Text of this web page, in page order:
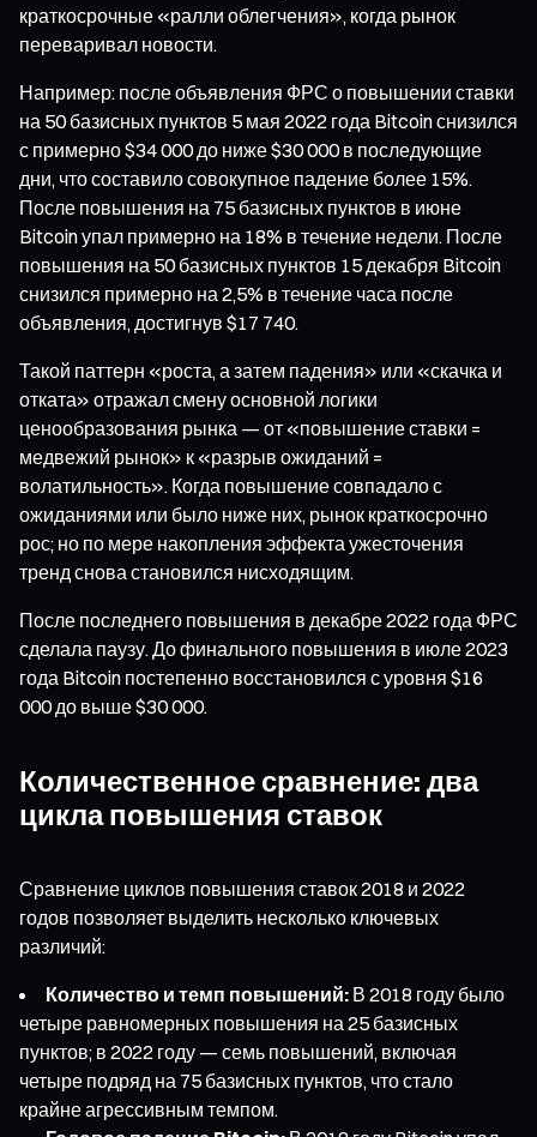
краткосрочные «ралли облегчения», когда рынок
переваривал новости.
Например: после объявления ФРС о повышении ставки
на 50 базисных пунктов 5 мая 2022 года Bitcoin снизился
с примерно $34 000 до ниже $30 000 в последующие
дни, что составило совокупное падение более 15%.
После повышения на 75 базисных пунктов в июне
Bitcoin упал примерно на 18% в течение недели. После
повышения на 50 базисных пунктов 15 декабря Bitcoin
снизился примерно на 2,5% в течение часа после
объявления, достигнув $17 740.
Такой паттерн «роста, а затем падения» или «скачка и
отката» отражал смену основной логики
ценообразования рынка — от «повышение ставки =
медвежий рынок» к «разрыв ожиданий =
волатильность». Когда повышение совпадало с
ожиданиями или было ниже них, рынок краткосрочно
рос; но по мере накопления эффекта ужесточения
тренд снова становился нисходящим.
После последнего повышения в декабре 2022 года ФРС
сделала паузу. До финального повышения в июле 2023
года Bitcoin постепенно восстановился с уровня $16
000 до выше $30 000.
Количественное сравнение: два
цикла повышения ставок
Сравнение циклов повышения ставок 2018 и 2022
годов позволяет выделить несколько ключевых
различий:
Количество и темп повышений: В 2018 году было
четыре равномерных повышения на 25 базисных
пунктов; в 2022 году — семь повышений, включая
четыре подряд на 75 базисных пунктов, что стало
крайне агрессивным темпом.